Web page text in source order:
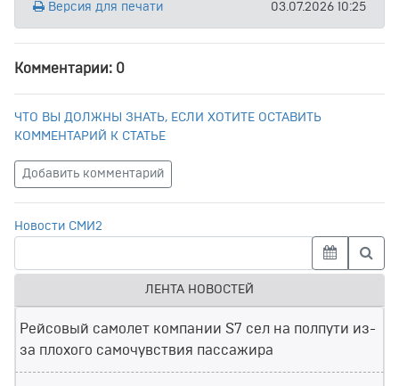
Версия для печати 03.07.2026 10:25
Комментарии: 0
ЧТО ВЫ ДОЛЖНЫ ЗНАТЬ, ЕСЛИ ХОТИТЕ ОСТАВИТЬ
КОММЕНТАРИЙ К СТАТЬЕ
Добавить комментарий
Новости СМИ2
ЛЕНТА НОВОСТЕЙ
Рейсовый самолет компании S7 сел на полпути из-
за плохого самочувствия пассажира